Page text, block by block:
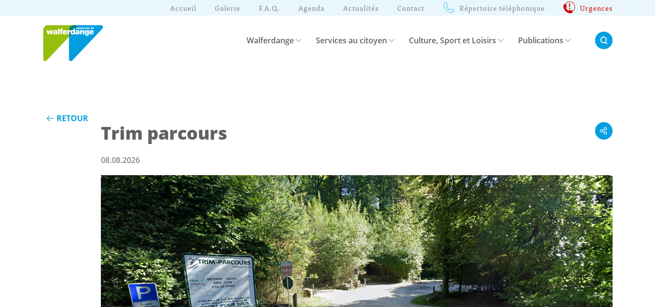
Accueil Galerie F.A.Q. Agenda Actualités Contact Répertoire téléphonique Urgences
Walferdange Services au citoyen Culture, Sport et Loisirs Publications Rechercher:
RETOUR
Trim parcours
08.08.2026